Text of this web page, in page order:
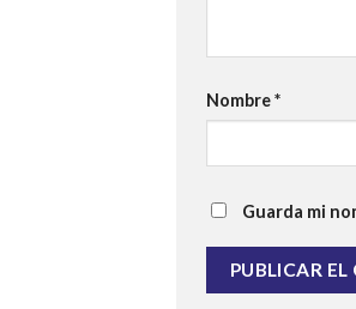
Nombre*
Guarda mi